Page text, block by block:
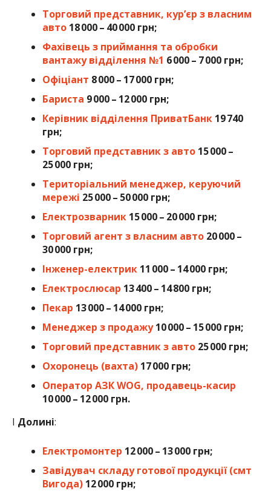
Торговий представник, кур’єр з власним
авто 18 000 – 40 000 грн;
Фахівець з приймання та обробки
вантажу відділення №1 6 000 – 7 000 грн;
Офіціант 8 000 – 17 000 грн;
Бариста 9 000 – 12 000 грн;
Керівник відділення ПриватБанк 19 740
грн;
Торговий представник з авто15 000 –
25 000 грн;
Територіальний менеджер, керуючий
мережі 25 000 – 50 000 грн;
Електрозварник15 000 – 20 000 грн;
Торговий агент з власним авто20 000 –
30 000 грн;
Інженер-електрик 11 000 – 14 000 грн;
Електрослюсар 13 400 – 14 800 грн;
Пекар 13 000 – 14 000 грн;
Менеджер з продажу 10 000 – 15 000 грн;
Торговий представник з авто 25 000 грн;
Охоронець (вахта) 17 000 грн;
Оператор АЗК WOG, продавець-касир
10 000 – 12 000 грн.
І Долині:
Електромонтер 12 000 – 13 000 грн;
Завідувач складу готової продукції (смт
Вигода) 12 000 грн;